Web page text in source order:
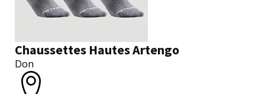
Chaussettes Hautes Artengo
Don